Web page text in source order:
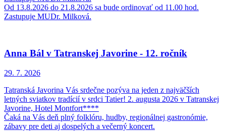
Od 13.8.2026 do 21.8.2026 sa bude ordinovať od 11.00 hod.
Zastupuje MUDr. Milková.
Anna Bál v Tatranskej Javorine - 12. ročník
29. 7. 2026
Tatranská Javorina Vás srdečne pozýva na jeden z najväčších
letných sviatkov tradícií v srdci Tatier! 2. augusta 2026 v Tatranskej
Javorine, Hotel Montfort****
Čaká na Vás deň plný folklóru, hudby, regionálnej gastronómie,
zábavy pre deti aj dospelých a večerný koncert.